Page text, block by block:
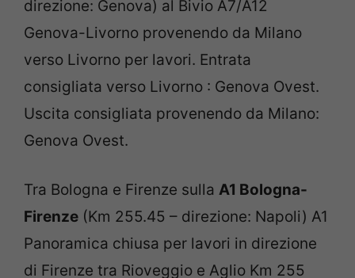
direzione: Genova) al Bivio A7/A12
Genova-Livorno provenendo da Milano
verso Livorno per lavori. Entrata
consigliata verso Livorno : Genova Ovest.
Uscita consigliata provenendo da Milano:
Genova Ovest.
Tra Bologna e Firenze sulla A1 Bologna-
Firenze (Km 255.45 – direzione: Napoli) A1
Panoramica chiusa per lavori in direzione
di Firenze tra Rioveggio e Aglio Km 255